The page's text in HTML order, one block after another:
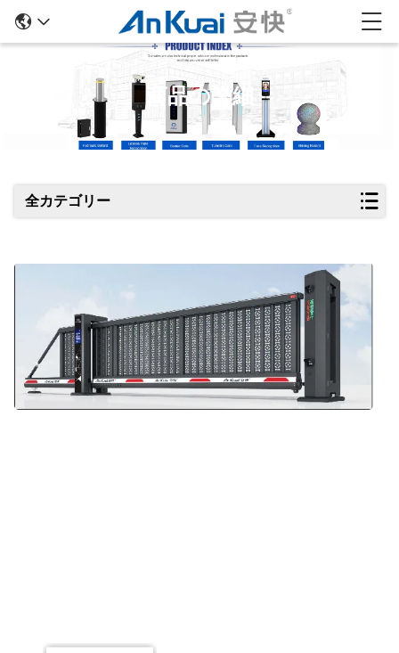
商品の詳細
全カテゴリー